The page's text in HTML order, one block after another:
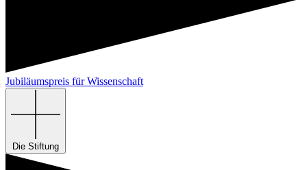
Jubiläumspreis für Wissenschaft
Die Stiftung